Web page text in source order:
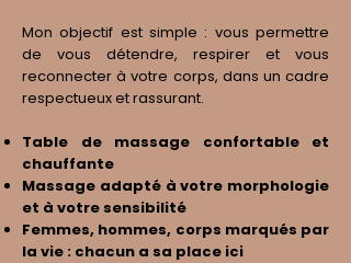
Mon objectif est simple : vous permettre
de vous détendre, respirer et vous
reconnecter à votre corps, dans un cadre
respectueux et rassurant.
Table de massage confortable et
chauffante
Massage adapté à votre morphologie
et à votre sensibilité
Femmes, hommes, corps marqués par
la vie : chacun a sa place ici